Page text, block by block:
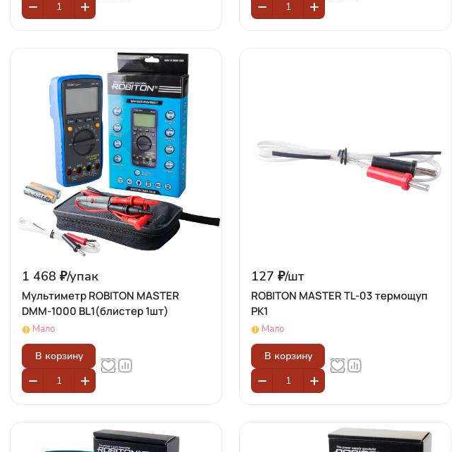
1 468 ₽/упак
Мультиметр ROBITON MASTER
DMM-1000 BL1(блистер 1шт)
Мало
В корзину
127 ₽/шт
ROBITON MASTER TL-03 термощуп
PK1
Мало
В корзину